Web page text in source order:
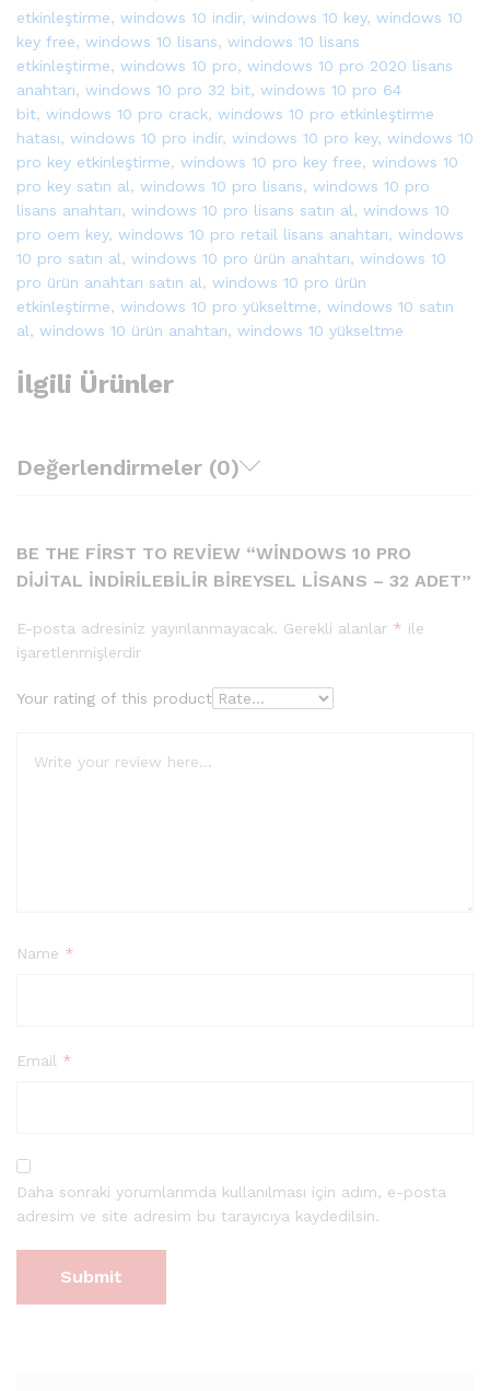
etkinleştirme, windows 10 indir, windows 10 key, windows 10
key free, windows 10 lisans, windows 10 lisans
etkinleştirme, windows 10 pro, windows 10 pro 2020 lisans
anahtarı, windows 10 pro 32 bit, windows 10 pro 64
bit, windows 10 pro crack, windows 10 pro etkinleştirme
hatası, windows 10 pro indir, windows 10 pro key, windows 10
pro key etkinleştirme, windows 10 pro key free, windows 10
pro key satın al, windows 10 pro lisans, windows 10 pro
lisans anahtarı, windows 10 pro lisans satın al, windows 10
pro oem key, windows 10 pro retail lisans anahtarı, windows
10 pro satın al, windows 10 pro ürün anahtarı, windows 10
pro ürün anahtarı satın al, windows 10 pro ürün
etkinleştirme, windows 10 pro yükseltme, windows 10 satın
al, windows 10 ürün anahtarı, windows 10 yükseltme
İlgili Ürünler
Değerlendirmeler (0)
BE THE FIRST TO REVIEW “WINDOWS 10 PRO
DIJITAL İNDIRILEBILIR BIREYSEL LISANS – 32 ADET”
E-posta adresiniz yayınlanmayacak. Gerekli alanlar * ile
işaretlenmişlerdir
Your rating of this product
Name *
Email *
Daha sonraki yorumlarımda kullanılması için adım, e-posta
adresim ve site adresim bu tarayıcıya kaydedilsin.